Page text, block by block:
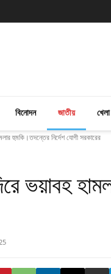
বিনোদন জাতীয় খেলা
হুমকি।তদন্তের নির্দেশ যোগী সরকারের
ভয়াবহ